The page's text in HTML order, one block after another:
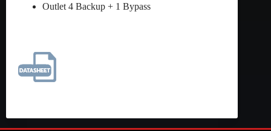
Outlet 4 Backup + 1 Bypass